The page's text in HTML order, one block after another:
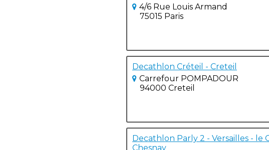
4/6 Rue Louis Armand
75015 Paris
Decathlon Créteil - Creteil
Carrefour POMPADOUR
94000 Creteil
Decathlon Parly 2 - Versailles - le
Chesnay